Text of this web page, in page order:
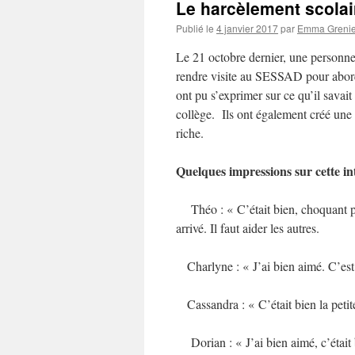
Le harcèlement
Publié le 4 janvier 2017par Emma
Le 21 octobre dernier, une
rendre visite au SESSAD pour
ont pu s’exprimer sur ce qu’il
collège. Ils ont également créé
riche.
Quelques impressions sur cette
Théo : « C’était bien, choquant
arrivé. Il faut aider les autres.
Charlyne : « J’ai bien aimé.
Cassandra : « C’était bien la
Dorian : « J’ai bien aimé, c’était